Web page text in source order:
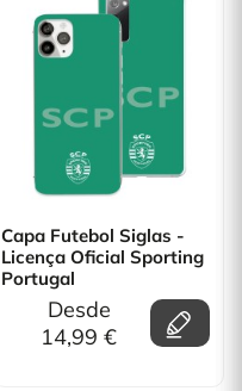
Capa Futebol Siglas -
Licença Oficial Sporting
Portugal
Desde
14,99 €